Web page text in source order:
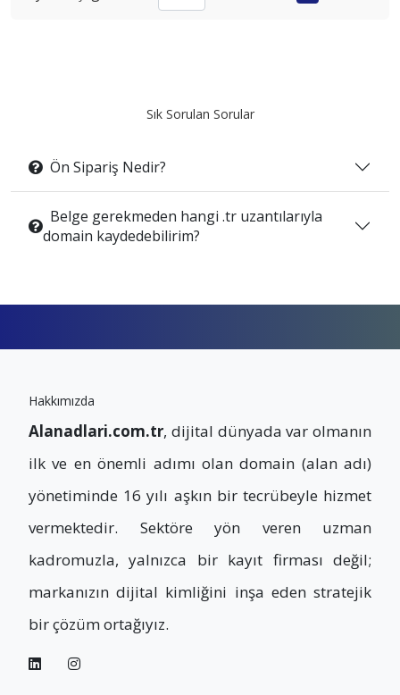
Sık Sorulan Sorular
Ön Sipariş Nedir?
Belge gerekmeden hangi .tr uzantılarıyla
domain kaydedebilirim?
Hakkımızda
Alanadlari.com.tr, dijital dünyada var olmanın
ilk ve en önemli adımı olan domain (alan adı)
yönetiminde 16 yılı aşkın bir tecrübeyle hizmet
vermektedir. Sektöre yön veren uzman
kadromuzla, yalnızca bir kayıt firması değil;
markanızın dijital kimliğini inşa eden stratejik
bir çözüm ortağıyız.